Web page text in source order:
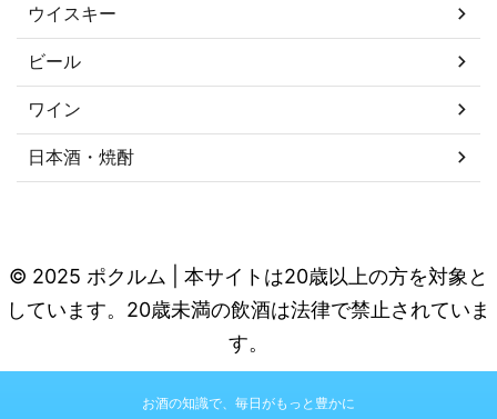
ウイスキー
ビール
ワイン
日本酒・焼酎
© 2025 ポクルム | 本サイトは20歳以上の方を対象と
しています。20歳未満の飲酒は法律で禁止されていま
す。
お酒の知識で、毎日がもっと豊かに